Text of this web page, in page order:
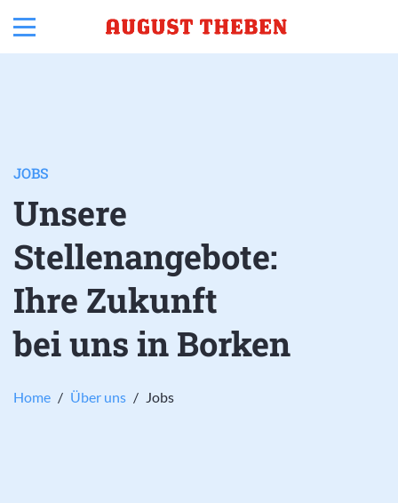
JOBS
Unsere
Stellenangebote:
Ihre Zukunft
bei uns in Borken
Home / Über uns / Jobs